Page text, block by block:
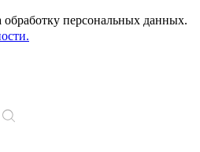
обработку персональных данных.